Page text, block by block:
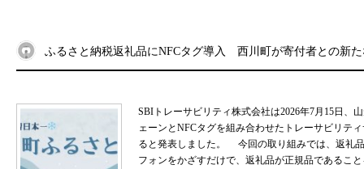
ふるさと納税返礼品にNFCタグ導入 西川町が寄付者との新
SBIトレーサビリティ株式会社は2026年7月15日、
ェーンとNFCタグを組み合わせたトレーサビリテ
ると発表しました。 今回の取り組みでは、返礼
フォンをかざすだけで、返礼品が正規品であるこ